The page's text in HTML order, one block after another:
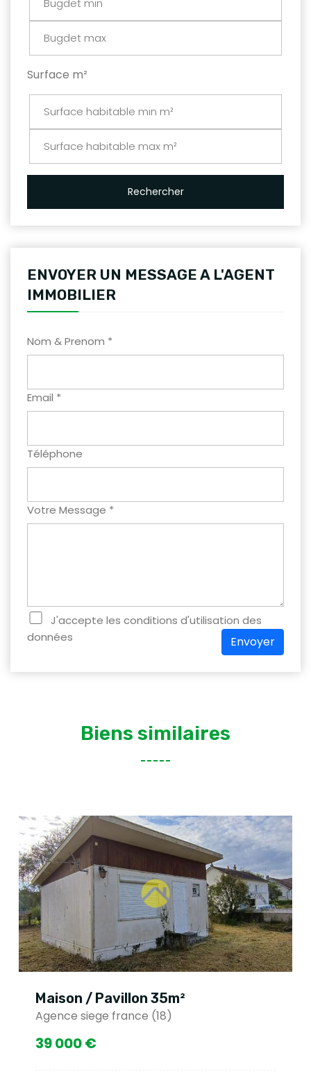
Surface m²
Rechercher
ENVOYER UN MESSAGE A L'AGENT
IMMOBILIER
Nom & Prenom *
Email *
Téléphone
Votre Message *
J'accepte les conditions d'utilisation des
données
Envoyer
Biens similaires
Maison / Pavillon 35m²
Agence siege france (18)
39 000 €